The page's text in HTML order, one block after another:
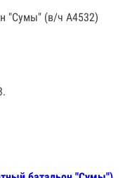
"Сумы" (в/ч А4532)